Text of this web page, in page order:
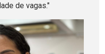
de vagas."